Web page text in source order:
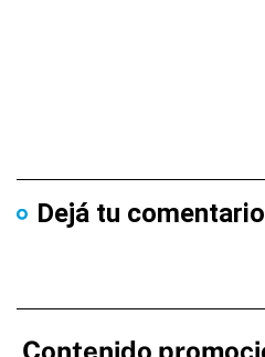
Dejá tu comentario